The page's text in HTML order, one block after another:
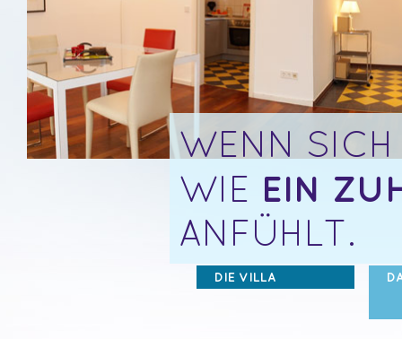
WENN
WIE EIN
ANFÜHLT.
DIE VILLA